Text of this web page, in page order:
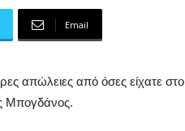
Email
απώλειες από όσες είχατε
Μπογδάνος.